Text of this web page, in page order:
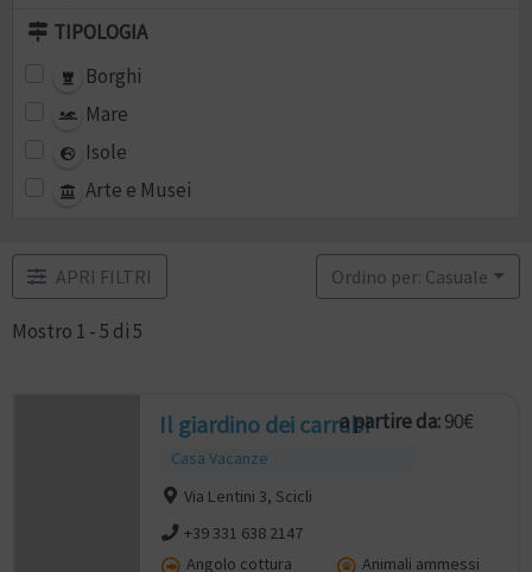
TIPOLOGIA
Borghi
Mare
Isole
Arte e Musei
APRI FILTRI
Mostro 1 - 5 di 5
Ordino per: Casuale
Il giardino dei carrubi
Casa Vacanze
a partire da:90€
Via Lentini 3, Scicli
+39 331 638 2147
Angolo cottura
Animali ammessi